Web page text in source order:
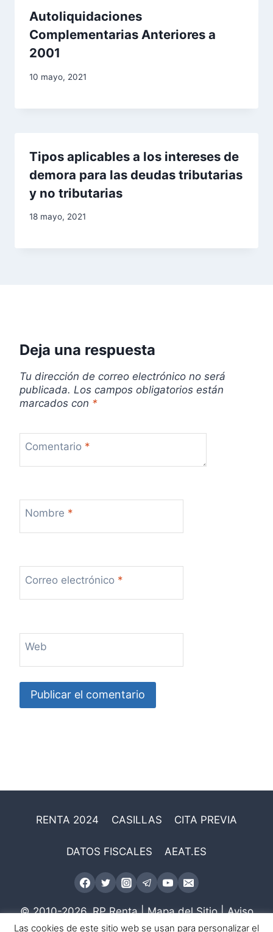
Autoliquidaciones
Complementarias Anteriores a
2001
10 mayo, 2021
Tipos aplicables a los intereses de
demora para las deudas tributarias
y no tributarias
18 mayo, 2021
Deja una respuesta
Tu dirección de correo electrónico no será
publicada. Los campos obligatorios están
marcados con *
Comentario *
Nombre *
Correo electrónico *
Web
RENTA 2024 CASILLAS CITA PREVIA
DATOS FISCALES AEAT.ES
© 2010-2026.RP Renta|Mapa del Sitio|Aviso
Legal
Las cookies de este sitio web se usan para personalizar el